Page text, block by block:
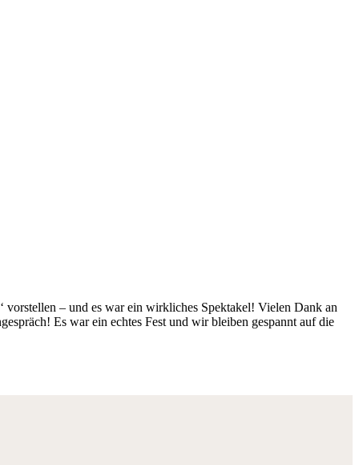
vorstellen – und es war ein wirkliches Spektakel! Vielen Dank an
Es war ein echtes Fest und wir bleiben gespannt auf die